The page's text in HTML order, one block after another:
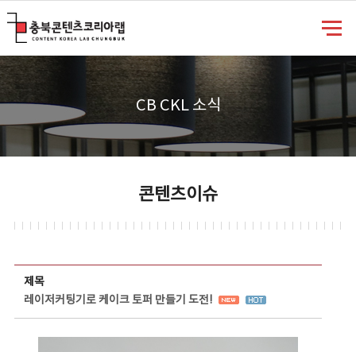
CB CKL 소식
콘텐츠이슈
제목
레이저커팅기로 케이크 토퍼 만들기 도전!